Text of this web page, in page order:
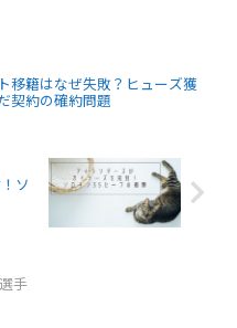
移籍はなぜ失敗？ヒューズ獲
契約の確約問題
ソ
手